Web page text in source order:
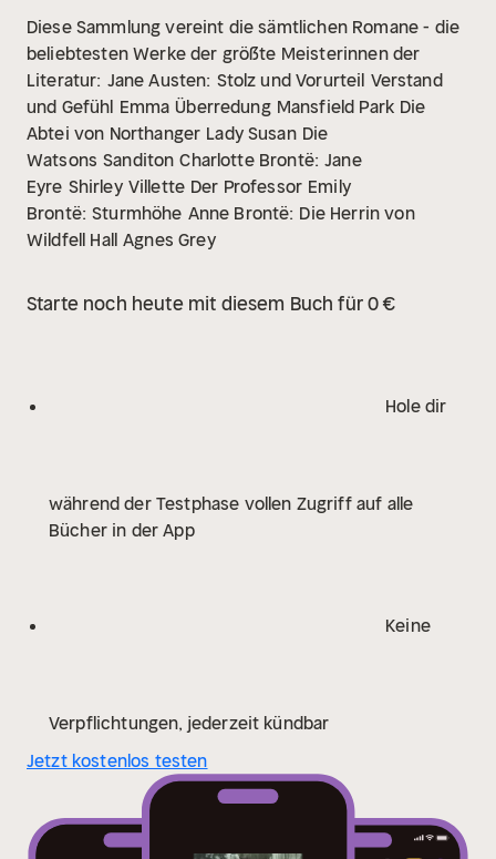
Diese Sammlung vereint die sämtlichen Romane - die
beliebtesten Werke der größte Meisterinnen der
Literatur: Jane Austen: Stolz und Vorurteil Verstand
und Gefühl Emma Überredung Mansfield Park Die
Abtei von Northanger Lady Susan Die
Watsons Sanditon Charlotte Brontë: Jane
Eyre Shirley Villette Der Professor Emily
Brontë: Sturmhöhe Anne Brontë: Die Herrin von
Wildfell Hall Agnes Grey
Starte noch heute mit diesem Buch für 0 €
Hole dir
während der Testphase vollen Zugriff auf alle
Bücher in der App
Keine
Verpflichtungen, jederzeit kündbar
Jetzt kostenlos testen